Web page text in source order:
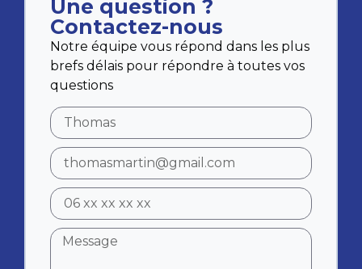
Une question ?
Contactez-nous
Notre équipe vous répond dans les plus
brefs délais pour répondre à toutes vos
questions